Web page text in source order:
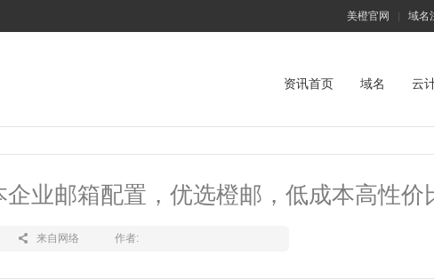
美橙官网 | 域名
资讯首页 域名 云
业邮箱配置，优选橙邮，低成本高性价
来自网络 作者: